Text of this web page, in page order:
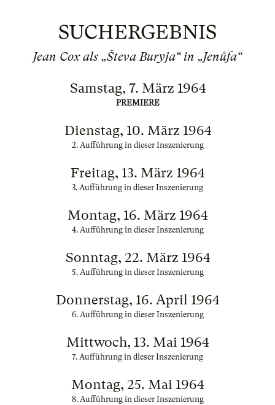
SUCHERGEBNIS
Jean Cox als „Števa Buryja“ in „Jenůfa“
Samstag, 7. März 1964
PREMIERE
Dienstag, 10. März 1964
2. Aufführung in dieser Inszenierung
Freitag, 13. März 1964
3. Aufführung in dieser Inszenierung
Montag, 16. März 1964
4. Aufführung in dieser Inszenierung
Sonntag, 22. März 1964
5. Aufführung in dieser Inszenierung
Donnerstag, 16. April 1964
6. Aufführung in dieser Inszenierung
Mittwoch, 13. Mai 1964
7. Aufführung in dieser Inszenierung
Montag, 25. Mai 1964
8. Aufführung in dieser Inszenierung